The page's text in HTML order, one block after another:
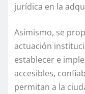
jurídica en la
Asimismo, se
actuación
establecer e
accesibles,
permitan a la